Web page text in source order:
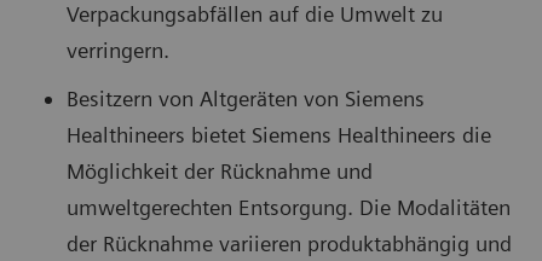
Verpackungsabfällen auf die Umwelt zu
verringern.
Besitzern von Altgeräten von Siemens
Healthineers bietet Siemens Healthineers die
Möglichkeit der Rücknahme und
umweltgerechten Entsorgung. Die Modalitäten
der Rücknahme variieren produktabhängig und